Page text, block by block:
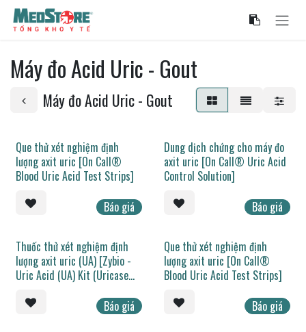
Bỏ qua để đến Nội dung
Máy đo Acid Uric - Gout
Máy đo Acid Uric - Gout
Que thử xét nghiệm định
lượng axit uric [On Call®
Blood Uric Acid Test Strips]
Báo giá
Dung dịch chứng cho máy đo
axit uric [On Call® Uric Acid
Control Solution]
Báo giá
Thuốc thử xét nghiệm định
lượng axit uric (UA) [Zybio -
Uric Acid (UA) Kit (Uricase
Báo giá
Que thử xét nghiệm định
lượng axit uric [On Call®
Blood Uric Acid Test Strips]
Báo giá